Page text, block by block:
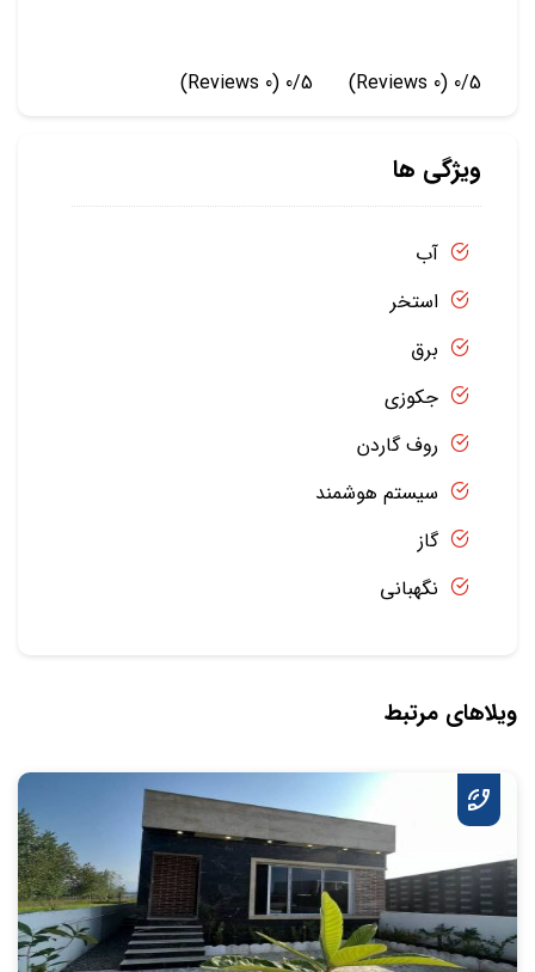
0/5
(0 Reviews)
0/5
(0 Reviews)
ویژگی ها
آب
استخر
برق
جکوزی
روف گاردن
سیستم هوشمند
گاز
نگهبانی
ویلاهای مرتبط